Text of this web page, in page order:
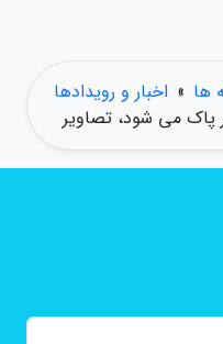
ها » اخبار و رویدادها
می شود، تصاویر